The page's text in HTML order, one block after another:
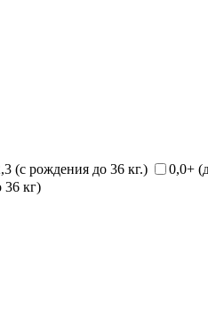
(с рождения до 36 кг.) 0,0+
36 кг)